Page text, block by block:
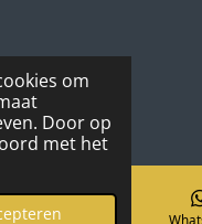
om
Door op
met het